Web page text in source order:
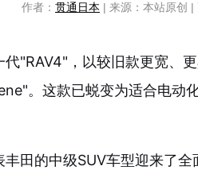
作者： 贯通日本 | 来源：本站原创 |
代"RAV4"，以较旧款更宽、
。这款已蜕变为适合电动
丰田的中级SUV车型迎来了